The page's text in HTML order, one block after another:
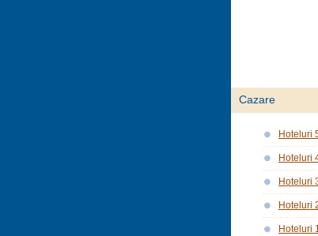
Cazare
Hoteluri
Hoteluri
Hoteluri
Hoteluri
Hoteluri